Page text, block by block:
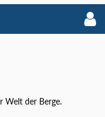
Welt der Berge.